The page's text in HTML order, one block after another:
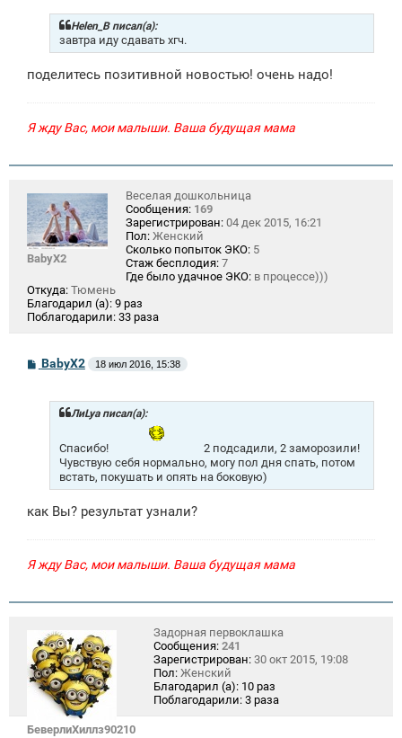
Helen_B писал(а):
завтра иду сдавать хгч.
поделитесь позитивной новостью! очень надо!
Я жду Вас, мои малыши. Ваша будущая мама
BabyX2
Веселая дошкольница
Сообщения: 169
Зарегистрирован: 04 дек 2015, 16:21
Пол: Женский
Сколько попыток ЭКО: 5
Стаж бесплодия: 7
Где было удачное ЭКО: в процессе)))
Откуда: Тюмень
Благодарил (а): 9 раз
Поблагодарили: 33 раза
СBabyX2 18 июл 2016, 15:38
ЛиLya писал(а):
Спасибо!
2 подсадили, 2 заморозили!
Чувствую себя нормально, могу пол дня спать, потом
встать, покушать и опять на боковую)
как Вы? результат узнали?
Я жду Вас, мои малыши. Ваша будущая мама
БеверлиХиллз90210
Задорная первоклашка
Сообщения: 241
Зарегистрирован: 30 окт 2015, 19:08
Пол: Женский
Благодарил (а): 10 раз
Поблагодарили: 3 раза